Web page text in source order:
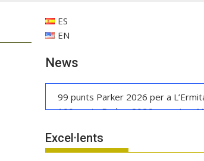
ES
EN
News
99 punts Parker 2026 per a
100 punts Parker 2026 per a Les
boutique
La UE reconeix la IGP Pernil
Excel·lents